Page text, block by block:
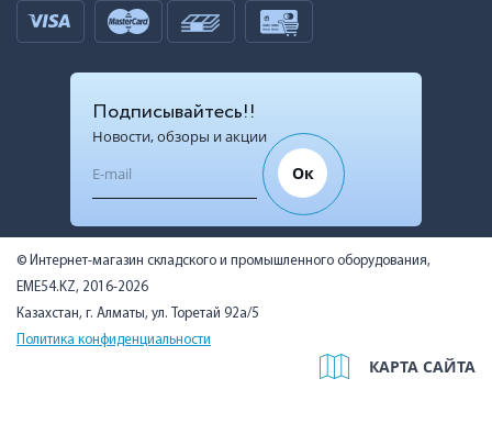
Подписывайтесь!!
Новости, обзоры и акции
Ок
© Интернет-магазин складского и промышленного оборудования,
EME54.KZ, 2016-2026
Казахстан, г. Алматы, ул. Торетай 92а/5
Политика конфиденциальности
КАРТА САЙТА